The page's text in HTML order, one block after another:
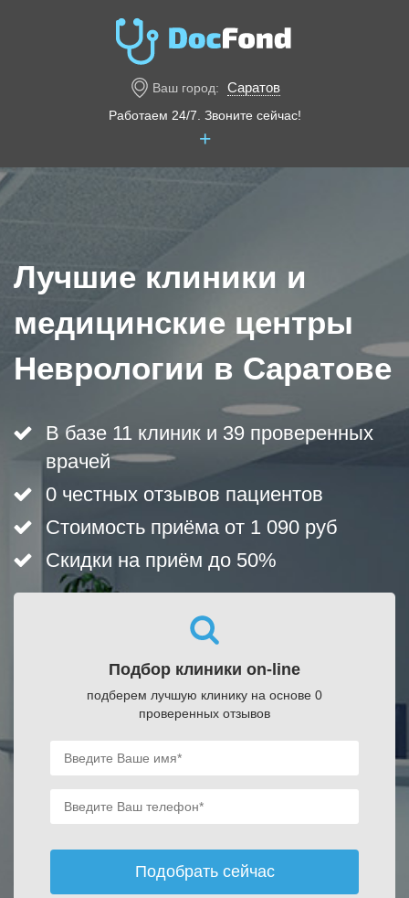
Ваш город: Саратов
Работаем 24/7. Звоните сейчас!
+
Лучшие клиники и
медицинские центры
Неврологии в Саратове
В базе 11 клиник и 39 проверенных
врачей
0 честных отзывов пациентов
Стоимость приёма от 1 090 руб
Скидки на приём до 50%
Подбор клиники on-line
подберем лучшую клинику на основе 0
проверенных отзывов
Подобрать сейчас